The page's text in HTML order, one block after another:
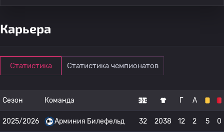
Карьера
Статистика Статистика чемпионатов
Сезон Команда Г А
2025/2026 Арминия Билефельд 32 2038 12 2 5 0